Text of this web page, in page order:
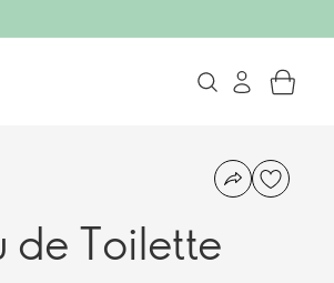
de Toilette